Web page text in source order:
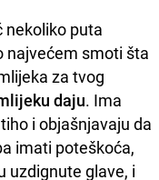
nekoliko puta
najvećem smoti šta
za tvog
daju. Ima
i objašnjavaju da
imati poteškoća,
uzdignute glave, i